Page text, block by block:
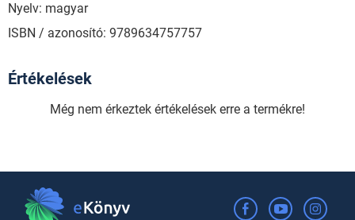
Nyelv: magyar
ISBN / azonosító: 9789634757757
Értékelések
Még nem érkeztek értékelések erre a termékre!